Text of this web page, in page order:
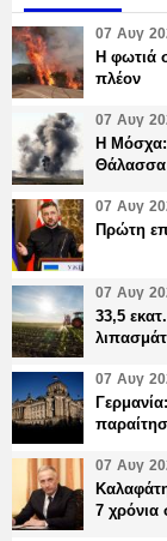
07 Αυγ
Η φωτιά
πλέον
07 Αυγ
Η Μόσχα:
Θάλασσα
07 Αυγ
Πρώτη
07 Αυγ
33,5
07 Αυγ
07 Αυγ
7 χρόνια